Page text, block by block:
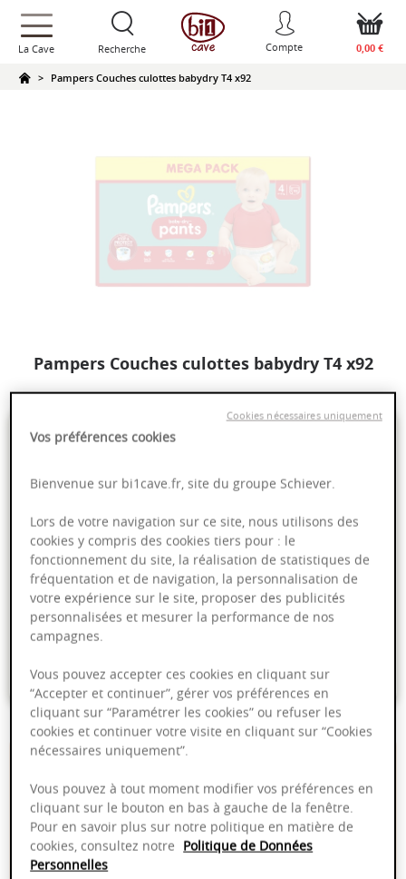
text.skipToContent
text.skipToNavigation
La Cave Recherche Compte 0,00 €
Pampers Couches culottes babydry T4 x92
Pampers Couches culottes babydry T4 x92
PRODUIT INDISPONIBLE
Livraison offerte dans nos points de vente
Emballage anti-casse
Paiement sécurisé
Description du produit
Les couches-culottes Pampers Baby-Dry offrent jusqu’à 12 h de
protection intégrale contre les fuites grâce à la combinaison d’une poche
révolutionnaire Stop & Protect et un maintien complet 360°. Elles
possèdent également un cœur ultra absorbant qui absorbe
instantanément l’humidité et des barrières anti-fuites qui aident à éviter
les fuites au niveau des jambes. Lorsque votre bébé commence à gigoter
Vos préférences cookies
Bienvenue sur bi1cave.fr, site du groupe Schiever.
Lors de votre navigation sur ce site, nous utilisons des
cookies y compris des cookies tiers pour : le
fonctionnement du site, la réalisation de statistiques de
fréquentation et de navigation, la personnalisation de
votre expérience sur le site, proposer des publicités
personnalisées et mesurer la performance de nos
campagnes.
Vous pouvez accepter ces cookies en cliquant sur
“Accepter et continuer”, gérer vos préférences en
cliquant sur “Paramétrer les cookies” ou refuser les
cookies et continuer votre visite en cliquant sur “Cookies
nécessaires uniquement”.
Vous pouvez à tout moment modifier vos préférences en
cliquant sur le bouton en bas à gauche de la fenêtre.
Pour en savoir plus sur notre politique en matière de
cookies, consultez notre Politique de Données
Personnelles
Cookies nécessaires uniquement